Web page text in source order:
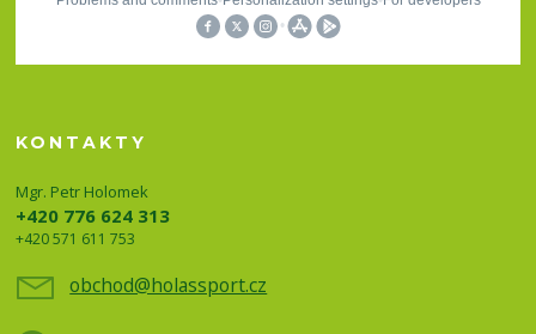
KONTAKTY
Mgr. Petr Holomek
+420 776 624 313
+420 571 611 753
obchod@holassport.cz